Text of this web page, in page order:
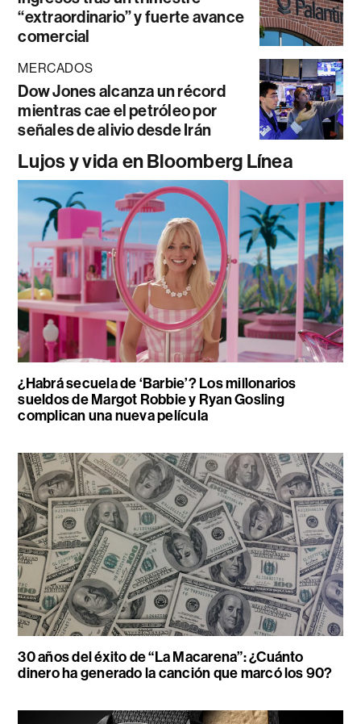
“extraordinario” y fuerte avance
comercial
MERCADOS
Dow Jones alcanza un récord
mientras cae el petróleo por
señales de alivio desde Irán
Lujos y vida en Bloomberg Línea
¿Habrá secuela de ‘Barbie’? Los millonarios
sueldos de Margot Robbie y Ryan Gosling
complican una nueva película
30 años del éxito de “La Macarena”: ¿Cuánto
dinero ha generado la canción que marcó los 90?